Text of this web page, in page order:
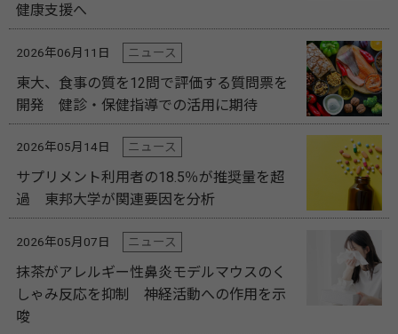
健康支援へ
2026年06月11日 ニュース
東大、食事の質を12問で評価する質問票を
開発 健診・保健指導での活用に期待
2026年05月14日 ニュース
サプリメント利用者の18.5％が推奨量を超
過 東邦大学が関連要因を分析
2026年05月07日 ニュース
抹茶がアレルギー性鼻炎モデルマウスのく
しゃみ反応を抑制 神経活動への作用を示
唆